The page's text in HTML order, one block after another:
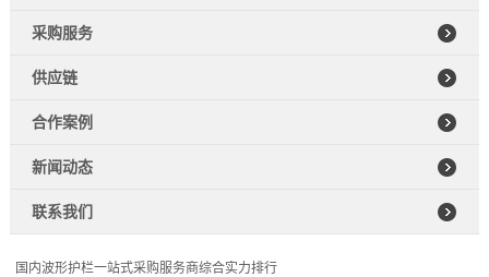
采购服务
供应链
合作案例
新闻动态
联系我们
国内波形护栏一站式采购服务商综合实力排行